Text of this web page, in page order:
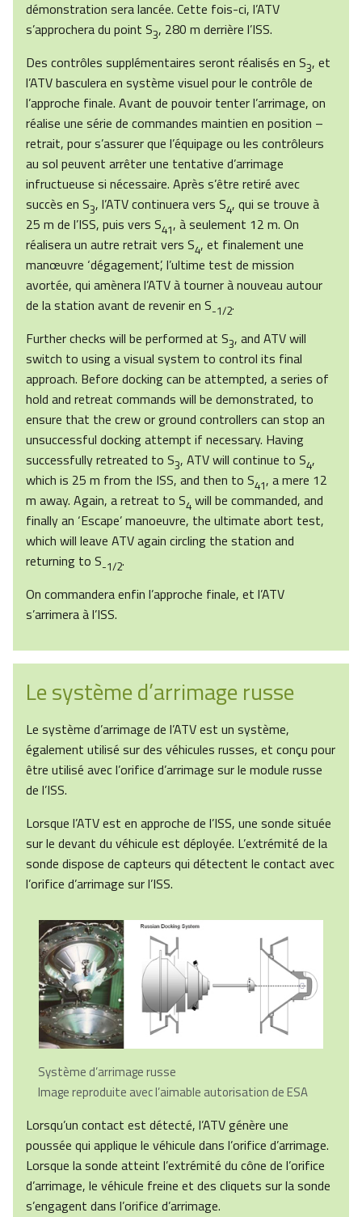
démonstration sera lancée. Cette fois-ci, l’ATV
s’approchera du point S3, 280 m derrière l’ISS.
Des contrôles supplémentaires seront réalisés en S3, et
l’ATV basculera en système visuel pour le contrôle de
l’approche finale. Avant de pouvoir tenter l’arrimage, on
réalise une série de commandes maintien en position –
retrait, pour s’assurer que l’équipage ou les contrôleurs
au sol peuvent arrêter une tentative d’arrimage
infructueuse si nécessaire. Après s’être retiré avec
succès en S3, l’ATV continuera vers S4, qui se trouve à
25 m de l’ISS, puis vers S41, à seulement 12 m. On
réalisera un autre retrait vers S4, et finalement une
manœuvre ‘dégagement’, l’ultime test de mission
avortée, qui amènera l’ATV à tourner à nouveau autour
de la station avant de revenir en S-1/2.
Further checks will be performed at S3, and ATV will
switch to using a visual system to control its final
approach. Before docking can be attempted, a series of
hold and retreat commands will be demonstrated, to
ensure that the crew or ground controllers can stop an
unsuccessful docking attempt if necessary. Having
successfully retreated to S3, ATV will continue to S4,
which is 25 m from the ISS, and then to S41, a mere 12
m away. Again, a retreat to S4 will be commanded, and
finally an ‘Escape’ manoeuvre, the ultimate abort test,
which will leave ATV again circling the station and
returning to S-1/2.
On commandera enfin l’approche finale, et l’ATV
s’arrimera à l’ISS.
Le système d’arrimage russe
Le système d’arrimage de l’ATV est un système,
également utilisé sur des véhicules russes, et conçu pour
être utilisé avec l’orifice d’arrimage sur le module russe
de l’ISS.
Lorsque l’ATV est en approche de l’ISS, une sonde située
sur le devant du véhicule est déployée. L’extrémité de la
sonde dispose de capteurs qui détectent le contact avec
l’orifice d’arrimage sur l’ISS.
Système d’arrimage russe
Image reproduite avec l’aimable autorisation de ESA
Lorsqu’un contact est détecté, l’ATV génère une
poussée qui applique le véhicule dans l’orifice d’arrimage.
Lorsque la sonde atteint l’extrémité du cône de l’orifice
d’arrimage, le véhicule freine et des cliquets sur la sonde
s’engagent dans l’orifice d’arrimage.